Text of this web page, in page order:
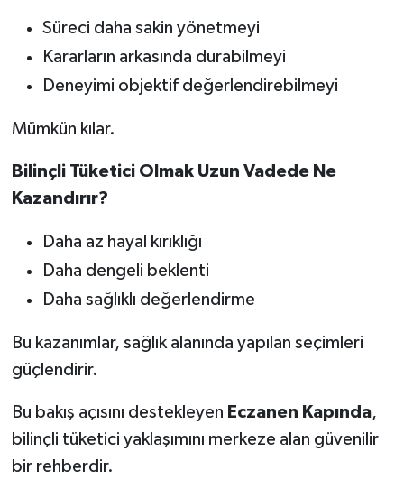
Süreci daha sakin yönetmeyi
Kararların arkasında durabilmeyi
Deneyimi objektif değerlendirebilmeyi
Mümkün kılar.
Bilinçli Tüketici Olmak Uzun Vadede Ne
Kazandırır?
Daha az hayal kırıklığı
Daha dengeli beklenti
Daha sağlıklı değerlendirme
Bu kazanımlar, sağlık alanında yapılan seçimleri
güçlendirir.
Bu bakış açısını destekleyen Eczanen Kapında,
bilinçli tüketici yaklaşımını merkeze alan güvenilir
bir rehberdir.